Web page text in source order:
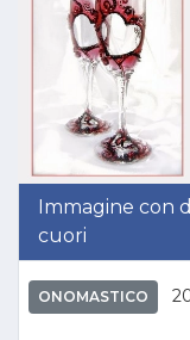
Immagine con
cuori
ONOMASTICO